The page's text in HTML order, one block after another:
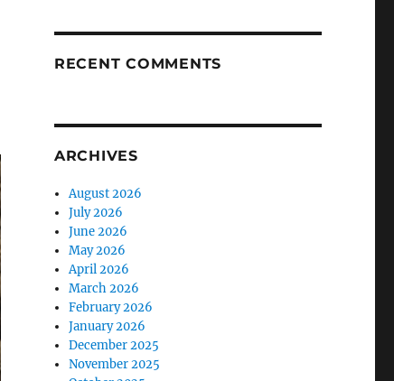
RECENT COMMENTS
ARCHIVES
August 2026
July 2026
June 2026
May 2026
April 2026
March 2026
February 2026
January 2026
December 2025
November 2025